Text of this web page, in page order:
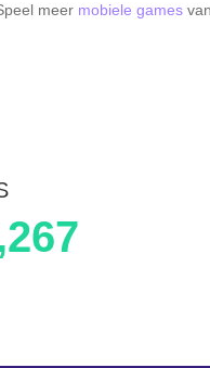
meer mobiele games